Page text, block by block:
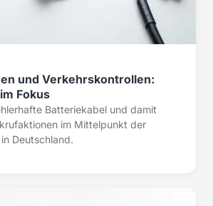
und Verkehrskontrollen:
Fokus
Batteriekabel und damit
im Mittelpunkt der
Deutschland.